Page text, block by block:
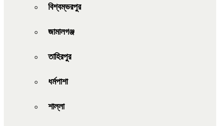
বিশ্বম্ভরপুর
জামালগঞ্জ
তাহিরপুর
ধর্মপাশা
শাল্লা